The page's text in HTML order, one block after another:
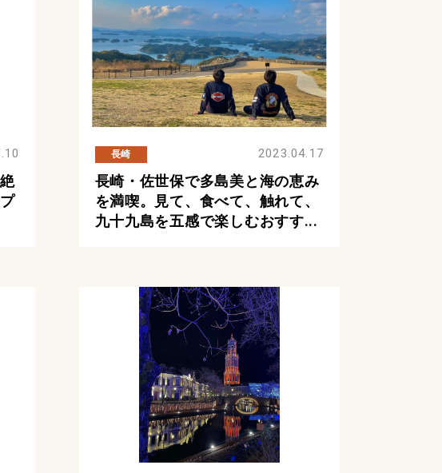
長崎 2023.04.17
長崎・佐世保で多島美と海の恵み
を満喫。見て、食べて、触れて、
九十九島を五感で楽しむおすす...